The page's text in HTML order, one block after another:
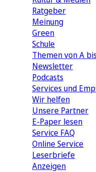
Ratgeber
Meinung
Green
Schule
Themen von A
Newsletter
Podcasts
Services und
Wir helfen
Unsere Partner
E-Paper lesen
Service FAQ
Online Service
Leserbriefe
Anzeigen